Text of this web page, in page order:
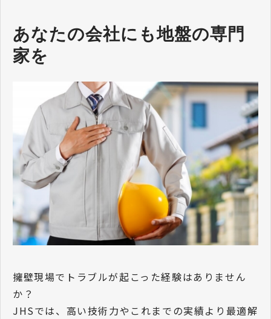
あなたの会社にも地盤の専門
家を
擁壁現場でトラブルが起こった経験はありません
か？
JHSでは、高い技術力やこれまでの実績より最適解